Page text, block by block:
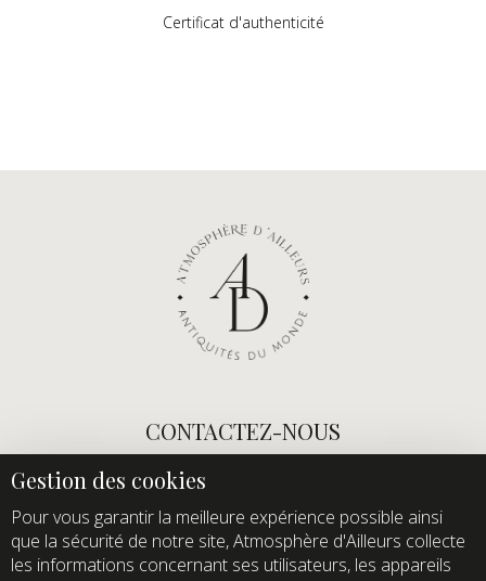
Certificat d'authenticité
CONTACTEZ-NOUS
info@atmospheredailleurs.com
Tel :
+33 (0)1 60 12 68 26
Domaine de Quincampoix
Route de Roussigny
Pour vous garantir la meilleure expérience possible ainsi
que la sécurité de notre site, Atmosphère d'Ailleurs collecte
les informations concernant ses utilisateurs, les appareils